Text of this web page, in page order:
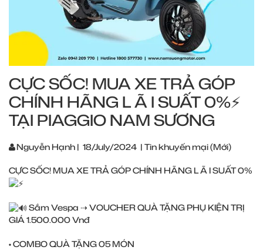
CỰC SỐC! MUA XE TRẢ GÓP
CHÍNH HÃNG L Ã I SUẤT 0%⚡️
TẠI PIAGGIO NAM SƯƠNG
Nguyễn Hạnh | 18/July/2024 | Tin khuyến mại (Mới)
CỰC SỐC! MUA XE TRẢ GÓP CHÍNH HÃNG L Ã I SUẤT 0%
Sắm Vespa ⇢ VOUCHER QUÀ TẶNG PHỤ KIỆN TRỊ
GIÁ 1.500.000 Vnđ
• COMBO QUÀ TẶNG 05 MÓN